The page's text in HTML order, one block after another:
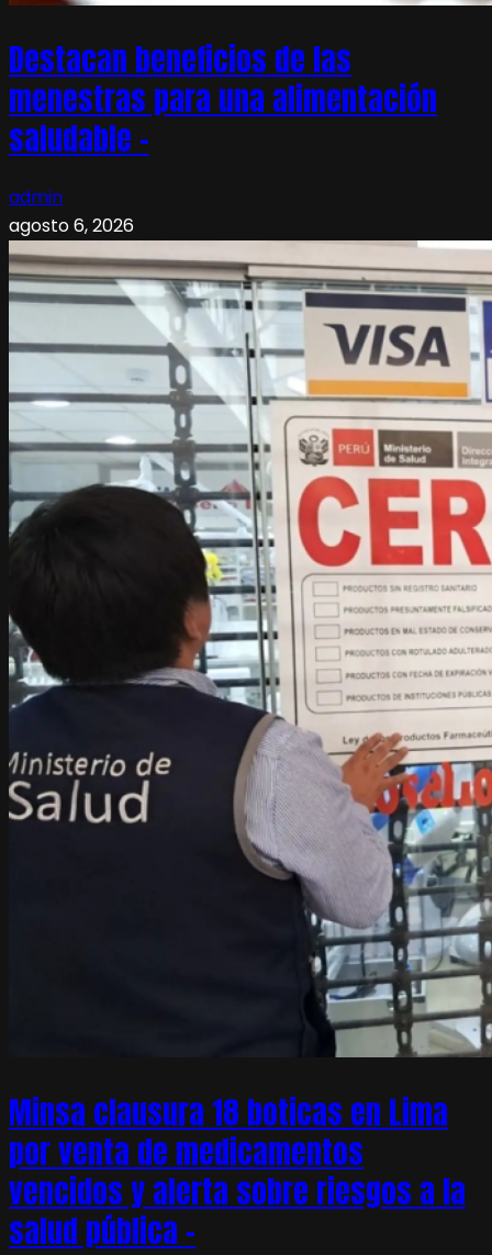
Destacan beneficios de las
menestras para una alimentación
saludable –
admin
agosto 6, 2026
Minsa clausura 18 boticas en Lima
por venta de medicamentos
vencidos y alerta sobre riesgos a la
salud pública –